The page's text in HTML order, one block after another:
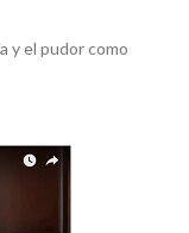
y el pudor como